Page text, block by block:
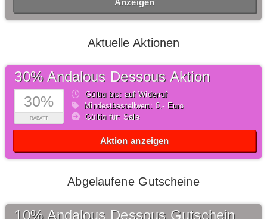
Anzeigen
Aktuelle Aktionen
30%
RABATT
30% Andalous Dessous Aktion
Gültig bis: auf Widerruf
Mindestbestellwert: 0,- Euro
Gültig für: Sale
Aktion anzeigen
Abgelaufene Gutscheine
10% Andalous Dessous Gutschein